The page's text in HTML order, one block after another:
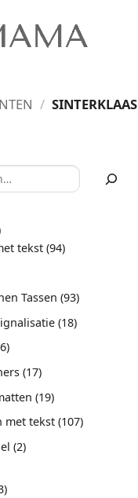
/ SINTERKLAAS
tekst 9494
Tassen 9393
1818
66
1717
1919
met tekst 107107
22
3